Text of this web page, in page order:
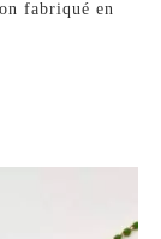
fabriqué en